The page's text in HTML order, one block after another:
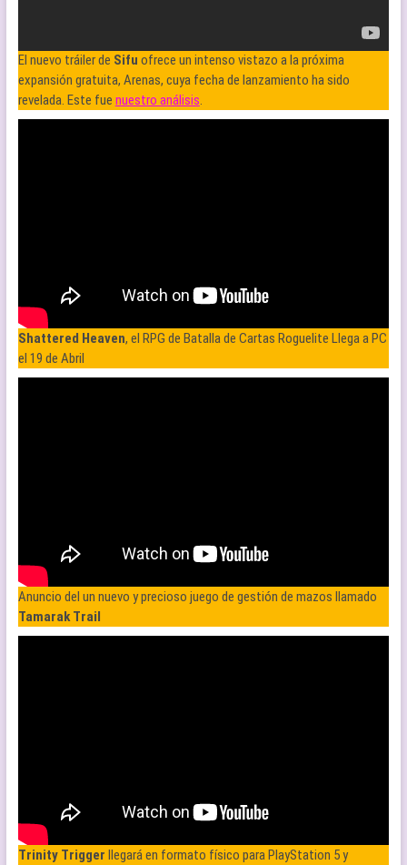
El nuevo tráiler de Sifu ofrece un intenso vistazo a la próxima
expansión gratuita, Arenas, cuya fecha de lanzamiento ha sido
revelada. Este fue nuestro análisis.
Shattered Heaven, el RPG de Batalla de Cartas Roguelite Llega a PC
el 19 de Abril
Anuncio del un nuevo y precioso juego de gestión de mazos llamado
Tamarak Trail
Trinity Trigger llegará en formato físico para PlayStation 5 y